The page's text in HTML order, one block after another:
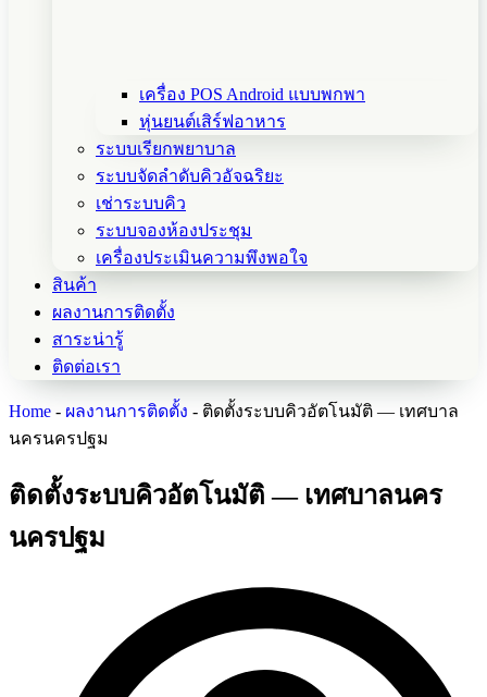
เครื่อง POS Android แบบพกพา
หุ่นยนต์เสิร์ฟอาหาร
ระบบเรียกพยาบาล
ระบบจัดลำดับคิวอัจฉริยะ
เช่าระบบคิว
ระบบจองห้องประชุม
เครื่องประเมินความพึงพอใจ
สินค้า
ผลงานการติดตั้ง
สาระน่ารู้
ติดต่อเรา
Home - ผลงานการติดตั้ง - ติดตั้งระบบคิวอัตโนมัติ — เทศบาล
นครนครปฐม
ติดตั้งระบบคิวอัตโนมัติ — เทศบาลนคร
นครปฐม